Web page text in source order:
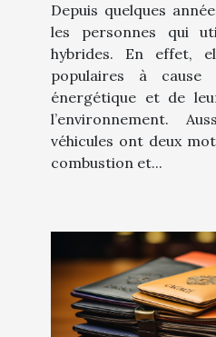
Depuis quelques
les personnes qui
hybrides. En effet,
populaires à
énergétique et de
l’environnement.
véhicules ont deux
combustion et...